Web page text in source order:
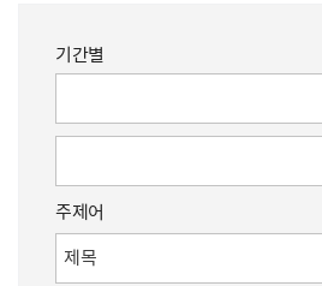
기간별
주제어